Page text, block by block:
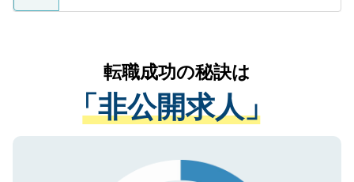
ているすべての個人データはご本人の許可
は、個人情報の取り扱いについての厳密な
管理基準を満たした事業者のみに付与され
る、プライバシーマークを取得済みです。
ご登録いただいた個人情報は、SSL（デー
で、機密保持に関してもご安心ください。
かがいして、現在の医療機関の状況や紹介
経験をまじえながら、適切なアドバイスを
させていただきます。すぐにご転職をされ
ない方には、長期的なサポートが可能です
ので、まずはご登録ください。
転職成功の秘訣は
「非公開求人」